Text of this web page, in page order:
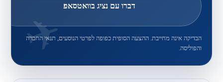
דברו עם נציג בוואטסאפ
הבדיקה אינה מחייבת. ההצעה הסופית כפופה לפרטי הנוסעים, תנאי החברה
והפוליסה.